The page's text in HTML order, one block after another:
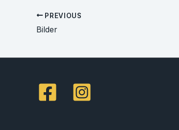
PREVIOUS
Bilder